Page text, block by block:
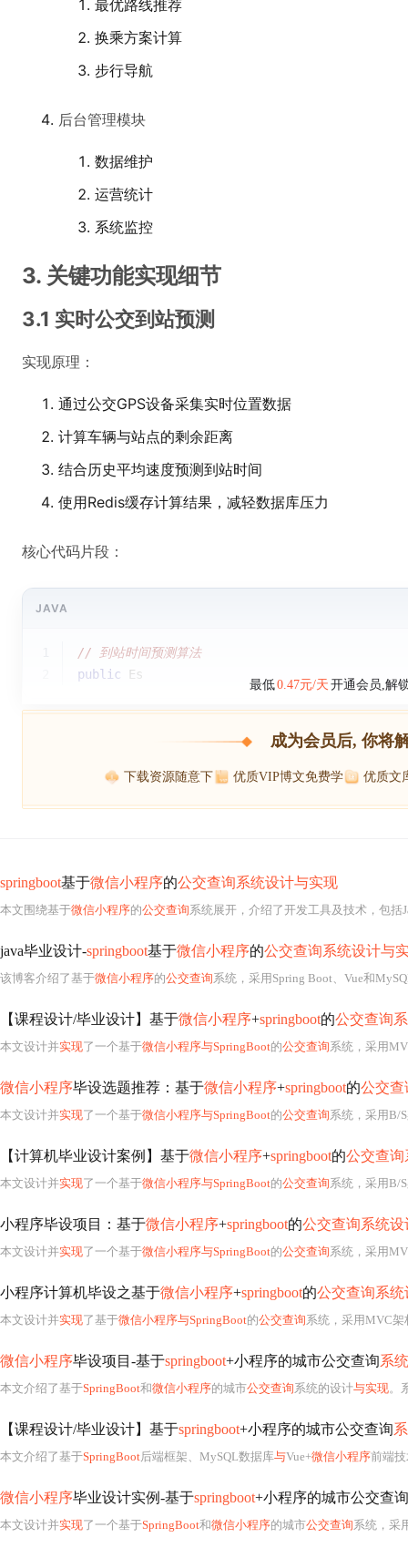
最优路线推荐
换乘方案计算
步行导航
后台管理模块
数据维护
运营统计
系统监控
3. 关键功能实现细节
3.1 实时公交到站预测
实现原理：
通过公交GPS设备采集实时位置数据
计算车辆与站点的剩余距离
结合历史平均速度预测到站时间
使用Redis缓存计算结果，减轻数据库压力
核心代码片段：
JAVA
// 到站时间预测算法
public Es
最低0.47元/天 开通会员,解
成为会员后, 你将
下载资源随意下 优质VIP博文免费学 优质文
springboot基于微信小程序的公交查询系统设计与实现
本文围绕基于微信小程序的公交查询系统展开，介绍了开发工具及技术，包括Java、Spring Boot、MySQL等。进行了
java毕业设计-springboot基于微信小程序的公交查询系统设计与
该博客介绍了基于微信小程序的公交查询系统，采用Spring Boot、Vue和MySQL技术栈，运用MVC设计模式和B/S架构。涵盖系统需求分析、架构设计、功能模块
【课程设计/毕业设计】基于微信小程序+springboot的公交查询
本文设计并实现了一个基于微信小程序与SpringBoot的公交查询系统，采用MVC
微信小程序毕设选题推荐：基于微信小程序+springboot的公交查
本文设计并实现了一个基于微信小程序与SpringBoot的公交查询系统，采用B/S架
【计算机毕业设计案例】基于微信小程序+springboot的公交查询
本文设计并实现了一个基于微信小程序与SpringBoot的公交查询系统，采用B/S架构和MVC
小程序毕设项目：基于微信小程序+springboot的公交查询系统设
本文设计并实现了一个基于微信小程序与SpringBoot的公交查询系统，采用MVC
小程序计算机毕设之基于微信小程序+springboot的公交查询系
本文设计并实现了基于微信小程序与SpringBoot的公交查询系统，采用MVC架构
微信小程序毕设项目-基于springboot+小程序的城市公交查询系
本文介绍了基于SpringBoot和微信小程序的城市公交查询系统的设计与实现。系统
【课程设计/毕业设计】基于springboot+小程序的城市公交查询
本文介绍了基于SpringBoot后端框架、MySQL数据库与Vue+微信小程序前端
微信小程序毕业设计实例-基于springboot+小程序的城市公交查询
本文设计并实现了一个基于SpringBoot和微信小程序的城市公交查询系统，采